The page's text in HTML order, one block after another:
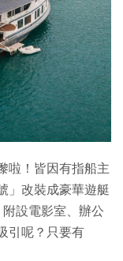
啦！皆因有指船主
」改裝成豪華遊艇
附設電影室、辦公
引呢？只要有